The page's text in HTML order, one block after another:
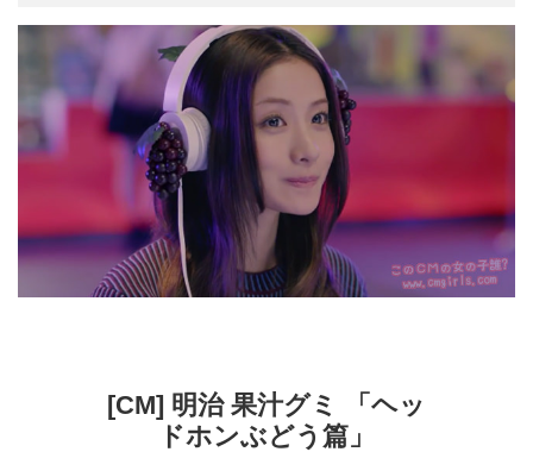
[CM] 明治 果汁グミ 「ヘッ
ドホンぶどう篇」